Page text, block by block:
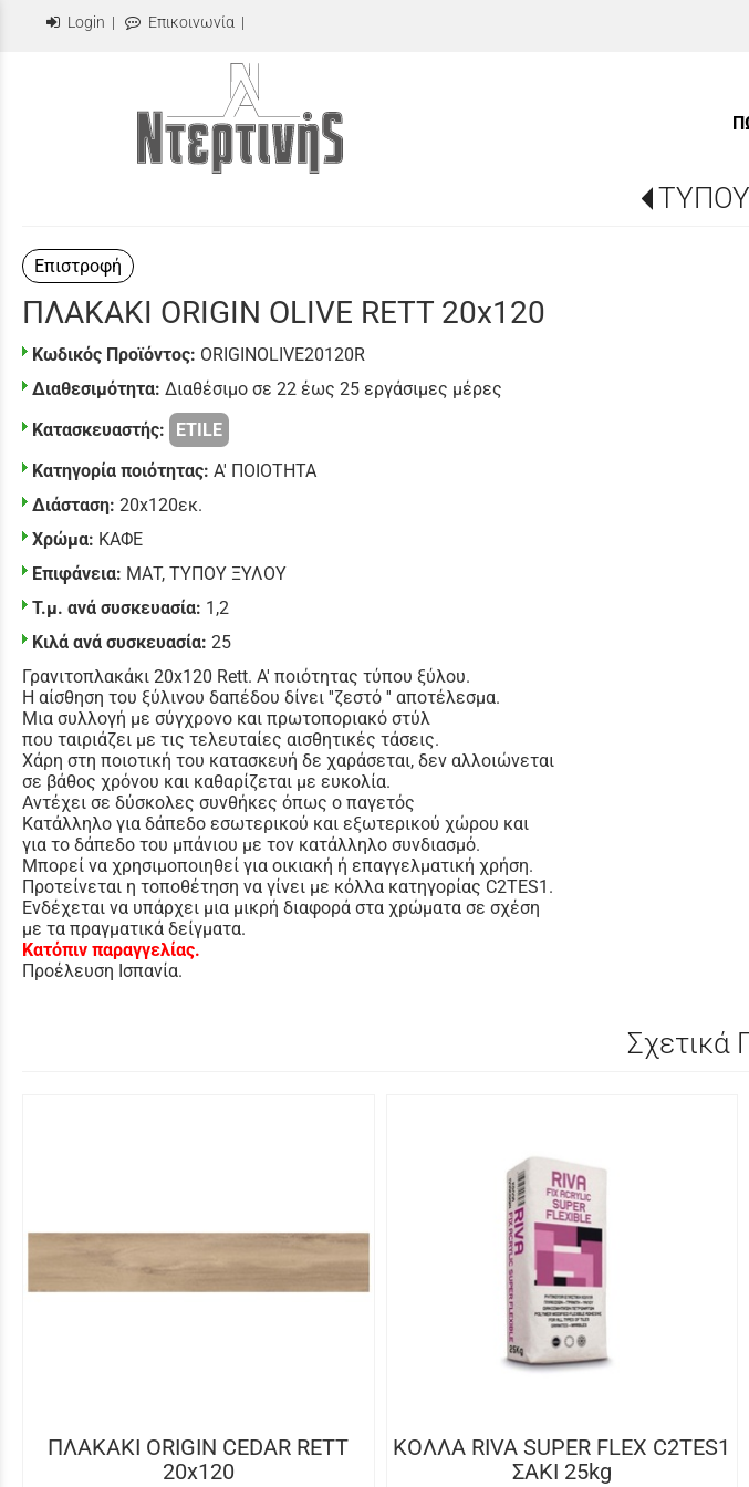
Login | Επικοινωνία |
Επιστροφή
ΠΛΑΚΑΚΙ ORIGIN OLIVE RETT 20x120
Κωδικός Προϊόντος: ORIGINOLIVE20120R
Διαθεσιμότητα: Διαθέσιμο σε 22 έως 25 εργάσιμες μέρες
Κατασκευαστής:
ETILE
Κατηγορία ποιότητας: Α' ΠΟΙΟΤΗΤΑ
Διάσταση: 20x120εκ.
Χρώμα: ΚΑΦΕ
Επιφάνεια: ΜΑΤ, ΤΥΠΟΥ ΞΥΛΟΥ
Τ.μ. ανά συσκευασία: 1,2
Κιλά ανά συσκευασία: 25
Γρανιτοπλακάκι 20x120 Rett. Α' ποιότητας τύπου ξύλου.
Η αίσθηση του ξύλινου δαπέδου δίνει ''ζεστό '' αποτέλεσμα.
Μια συλλογή με σύγχρονο και πρωτοποριακό στύλ
που ταιριάζει με τις τελευταίες αισθητικές τάσεις.
Χάρη στη ποιοτική του κατασκευή δε χαράσεται, δεν αλλοιώνεται
σε βάθος χρόνου και καθαρίζεται με ευκολία.
Αντέχει σε δύσκολες συνθήκες όπως ο παγετός
Κατάλληλο για δάπεδο εσωτερικού και εξωτερικού χώρου και
για το δάπεδο του μπάνιου με τον κατάλληλο συνδιασμό.
Μπορεί να χρησιμοποιηθεί για οικιακή ή επαγγελματική χρήση.
Προτείνεται η τοποθέτηση να γίνει με κόλλα κατηγορίας C2TES1.
Ενδέχεται να υπάρχει μια μικρή διαφορά στα χρώματα σε σχέση
με τα πραγματικά δείγματα.
Κατόπιν παραγγελίας.
Προέλευση Ισπανία.
Σχετικά
ΠΛΑΚΑΚΙ ORIGIN CEDAR RETT
20x120
ΚΟΛΛΑ RIVA SUPER FLEX C2TES1
ΣΑΚΙ 25kg